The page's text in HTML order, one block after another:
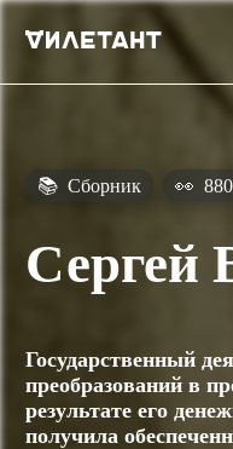
📚 Сборник 👀
Сергей
Государственный
преобразований в
результате его
получила